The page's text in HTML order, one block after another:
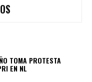
TOMA PROTESTA
EN NL